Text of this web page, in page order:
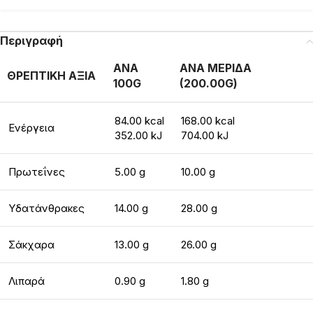
Περιγραφή
ΘΡΕΠΤΙΚΗ ΑΞΙΑ
ΑΝΑ
100G
ΑΝΑ ΜΕΡΙΔΑ
(200.00G)
Ενέργεια
84.00 kcal
352.00 kJ
168.00 kcal
704.00 kJ
Πρωτεΐνες 5.00 g 10.00 g
Υδατάνθρακες 14.00 g 28.00 g
Σάκχαρα 13.00 g 26.00 g
Λιπαρά 0.90 g 1.80 g